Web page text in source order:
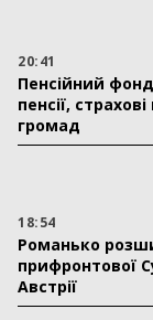
20:41
Пенсійний
пенсії,
громад
18:54
Романько
прифронтової
Австрії